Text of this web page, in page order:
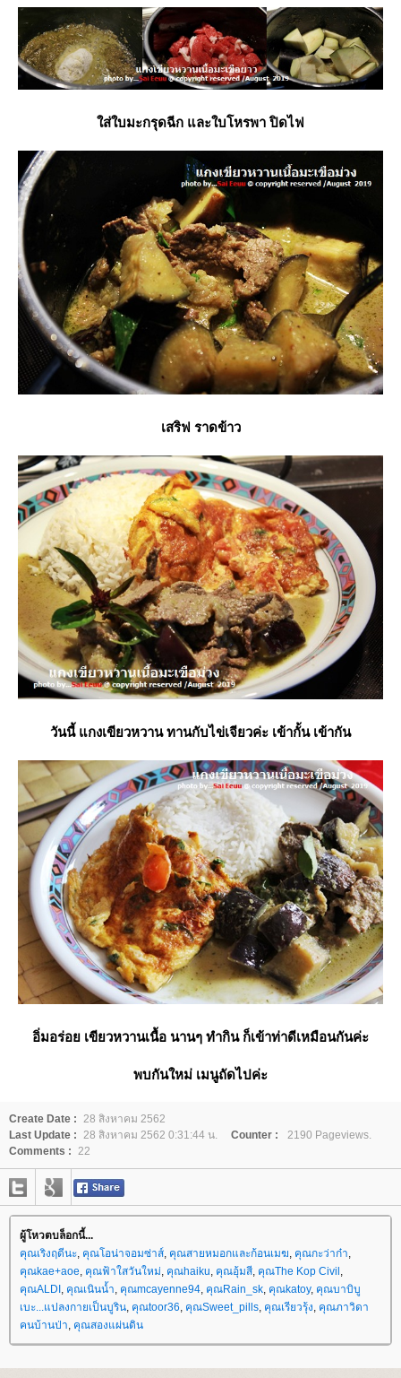
ส่ใบมะกรุดฉีก และใบโหรพา ปิดไฟ
เสริฟ ราดข้าว
วันนี้ แกงเขียวหวาน ทานกับไข่เจียวค่ะ เข้ากั้น เข้ากัน
อิ่มอร่อย เขียวหวานเนื้อ นานๆ ทำกิน ก็เข้าท่าดีเหมือนกันค่ะ
พบกันใหม่ เมนูถัดไปค่ะ
Create Date : 28 สิงหาคม 2562
Last Update : 28 สิงหาคม 2562 0:31:44 น. Counter :
2190 Pageviews.
Comments : 22
ผู้โหวตบล็อกนี้...
คุณเริงฤดีนะ, คุณโอน่าจอมซ่าส์, คุณสายหมอกและก้อนเมฆ, คุณกะว่าก๋า,
คุณkae+aoe, คุณฟ้าใสวันใหม่, คุณhaiku, คุณอุ้มสี, คุณThe Kop Civil ,
คุณALDI , คุณเนินน้ำ, คุณmcayenne94, คุณRain_sk, คุณkatoy, คุณบาบิบู
เบะ...แปลงกายเป็นบูริน, คุณtoor36, คุณSweet_pills, คุณเรียวรุ้ง, คุณภาวิดา
คนบ้านป่า, คุณสองแผ่นดิน